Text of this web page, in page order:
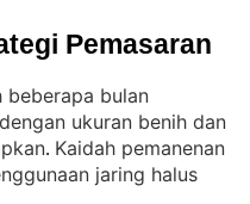
Pemasaran
beberapa bulan
ukuran benih dan
. Kaidah pemanenan
jaring halus